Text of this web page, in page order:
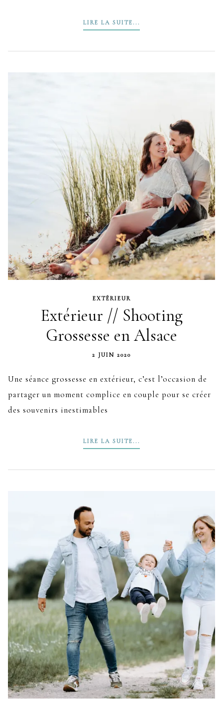
LIRE LA SUITE...
EXTÉRIEUR
Extérieur // Shooting
Grossesse en Alsace
2 JUIN 2020
Une séance grossesse en extérieur, c’est l’occasion de
partager un moment complice en couple pour se créer
des souvenirs inestimables
LIRE LA SUITE...